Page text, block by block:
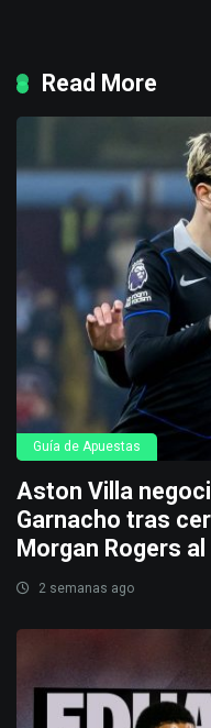
Read More
Guía de Apuestas
Aston Villa
Garnacho tras
Morgan Rogers
2 semanas ago